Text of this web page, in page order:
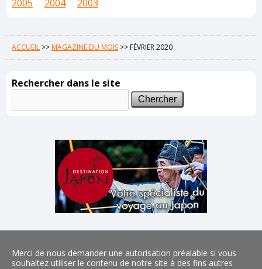
2005
2004 2003
ACCUEIL >>MAGAZINE DU MOIS >>FÉVRIER 2020
Rechercher dans le site
Merci de nous demander une autorisation préalable si vous
souhaitez utiliser le contenu de notre site à des fins autres